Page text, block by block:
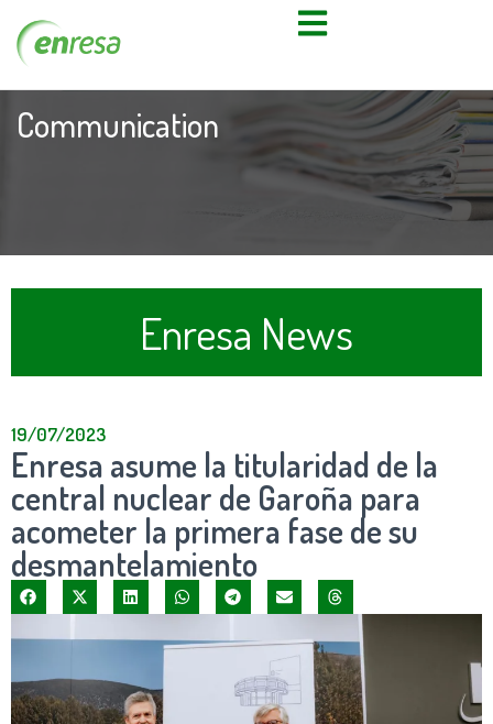
Communication
Enresa News
19/07/2023
Enresa asume la titularidad de la
central nuclear de Garoña para
acometer la primera fase de su
desmantelamiento